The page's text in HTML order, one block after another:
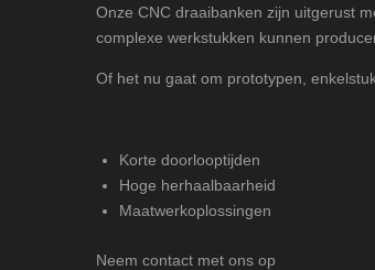
Onze CNC draaibanken zijn uitgerust
complexe werkstukken kunnen
Of het nu gaat om prototypen,
Korte doorlooptijden
Hoge herhaalbaarheid
Maatwerkoplossingen
Neem contact met ons op